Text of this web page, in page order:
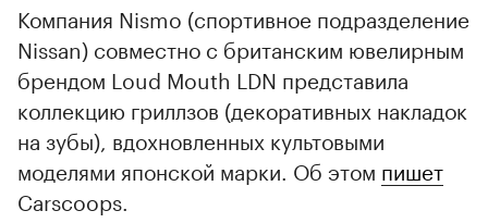
Компания Nismo (спортивное подразделение
Nissan) совместно с британским ювелирным
брендом Loud Mouth LDN представила
коллекцию гриллзов (декоративных накладок
на зубы), вдохновленных культовыми
моделями японской марки. Об этом пишет
Carscoops.